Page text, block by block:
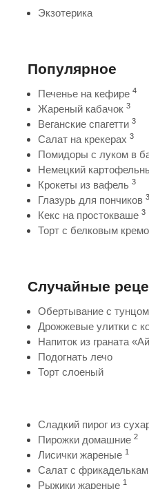
Экзотерика
Популярное
Печенье на кефире 4
Жареный кабачок 3
Веганские спагетти 3
Салат на крекерах 3
Помидоры с луком в
Немецкий
Крокеты из вафель 3
Глазурь для пончиков 3
Кекс на простокваше 3
Торт с белковым
Случайные
Обертывание с тунцом
Дрожжевые улитки с
Напиток из граната
Подогнать лечо
Торт слоеный
Сладкий пирог из
Пирожки домашние 2
Лисички жареные 1
Салат с
Рыжики жареные 1